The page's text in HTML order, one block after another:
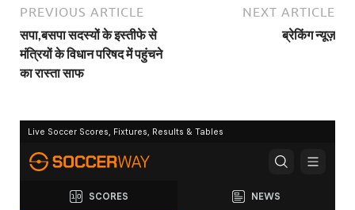
PREVIOUS ARTICLE
सपा,बसपा सदस्यों के इस्तीफे से
मंत्रियों के विधान परिषद में पहुंचने
का रास्ता साफ
NEXT ARTICLE
ब्रेकिंग न्यूज़